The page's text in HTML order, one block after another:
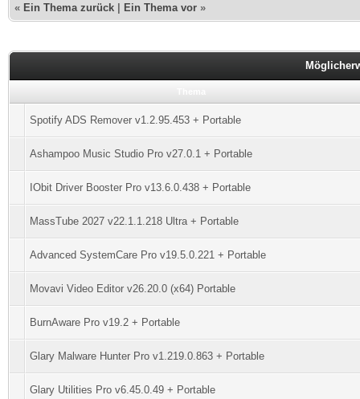
« Ein Thema zurück Ein Thema vor »
Spotify ADS Remover v1.2.95.453 + Portable
Ashampoo Music Studio Pro v27.0.1 + Portable
IObit Driver Booster Pro v13.6.0.438 + Portable
MassTube 2027 v22.1.1.218 Ultra + Portable
Advanced SystemCare Pro v19.5.0.221 + Portable
Movavi Video Editor v26.20.0 (x64) Portable
BurnAware Pro v19.2 + Portable
Glary Malware Hunter Pro v1.219.0.863 + Portable
Glary Utilities Pro v6.45.0.49 + Portable